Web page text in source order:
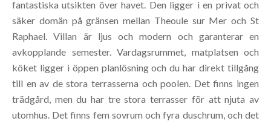
fantastiska utsikten över havet. Den ligger i en privat och
säker domän på gränsen mellan Theoule sur Mer och St
Raphael. Villan är ljus och modern och garanterar en
avkopplande semester. Vardagsrummet, matplatsen och
köket ligger i öppen planlösning och du har direkt tillgång
till en av de stora terrasserna och poolen. Det finns ingen
trädgård, men du har tre stora terrasser för att njuta av
utomhus. Det finns fem sovrum och fyra duschrum, och det